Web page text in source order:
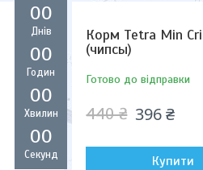
00
Днів
00
Годин
00
Хвилин
00
Секунд
Корм Tetra Min
(чипсы)
Готово до відправки
440 ₴ 396 ₴
Купити